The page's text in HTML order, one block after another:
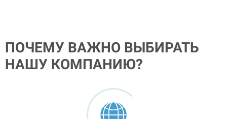
ПОЧЕМУ ВАЖНО ВЫБИРАТЬ
НАШУ КОМПАНИЮ?